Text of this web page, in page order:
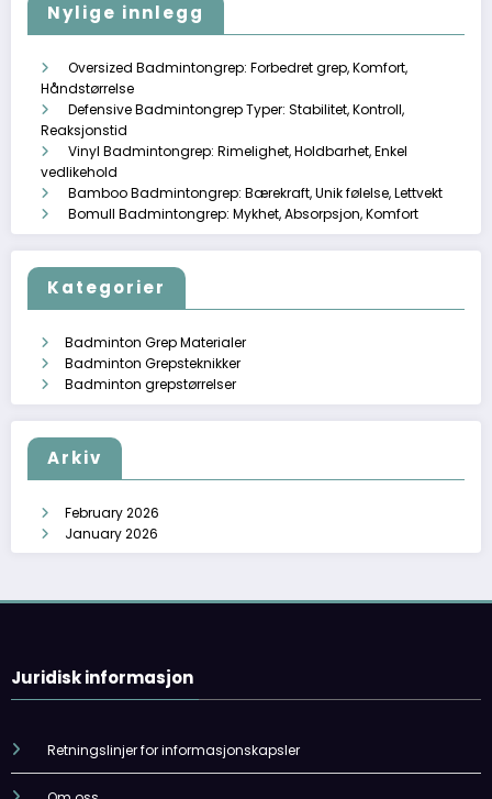
Nylige innlegg
Oversized Badmintongrep: Forbedret grep, Komfort,
Håndstørrelse
Defensive Badmintongrep Typer: Stabilitet, Kontroll,
Reaksjonstid
Vinyl Badmintongrep: Rimelighet, Holdbarhet, Enkel
vedlikehold
Bamboo Badmintongrep: Bærekraft, Unik følelse, Lettvekt
Bomull Badmintongrep: Mykhet, Absorpsjon, Komfort
Kategorier
Badminton Grep Materialer
Badminton Grepsteknikker
Badminton grepstørrelser
Arkiv
February 2026
January 2026
Juridisk informasjon
Retningslinjer for informasjonskapsler